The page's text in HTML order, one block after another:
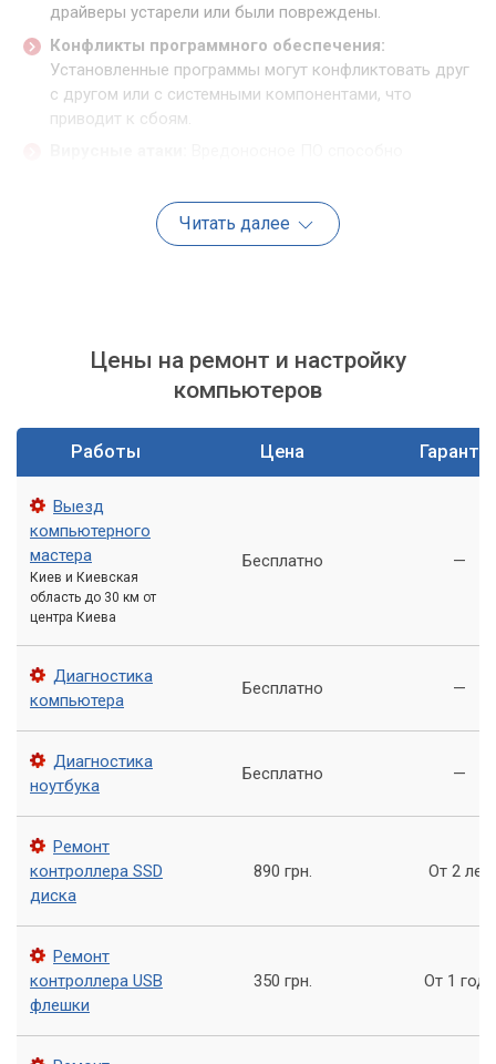
драйверы устарели или были повреждены.
Конфликты программного обеспечения:
Установленные программы могут конфликтовать друг
с другом или с системными компонентами, что
приводит к сбоям.
за распознавание устройств.
Аппаратные неисправности
Неисправности портов, кабелей или самого устройства
незначительные повреждения могут привести к
неправильной работе.
«Диагностика — ключевой этап в устранении
любой компьютерной неисправности. Без
точного определения причины невозможно
качественно решить проблему.»
Как проявляются неполадки?
Проблемы с распознаванием контроллеров могут
проявляться по-разному. От полного отсутствия реакции
устройства до его некорректной работы.
что приводит к отсутствию изображения на мониторе или
работе в низком разрешении. USB-устройства могут не
подключаться или отключаться самопроизвольно.
Симптомы проблем
Вот несколько типичных признаков некорректной работы
контроллеров:
Читать далее
Цены на ремонт и настройку
компьютеров
Работы Цена
Выезд
компьютерного
мастера
Киев и Киевская
область до 30 км от
центра Киева
Бесплатно —
Диагностика
компьютера
Бесплатно —
Диагностика
ноутбука
Бесплатно —
Ремонт
контроллера SSD
диска
890 грн. От 2 лет
Ремонт
контроллера USB
флешки
350 грн. От 1 года